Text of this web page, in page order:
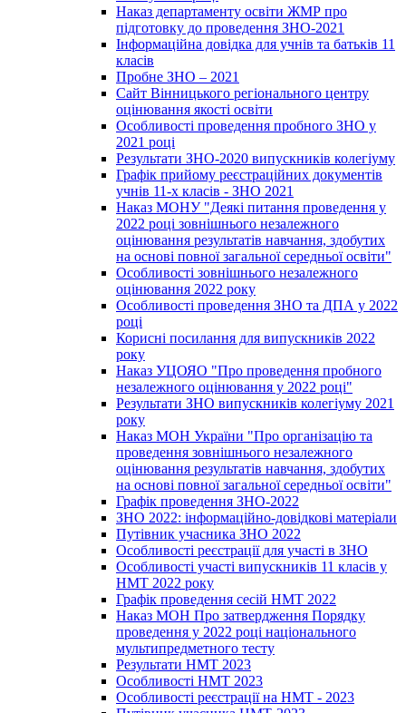
Наказ департаменту освіти ЖМР про
підготовку до проведення ЗНО-2021
Інформаційна довідка для учнів та батьків 11
класів
Пробне ЗНО – 2021
Сайт Вінницького регіонального центру
оцінювання якості освіти
Особливості проведення пробного ЗНО у
2021 році
Результати ЗНО-2020 випускників колегіуму
Графік прийому реєстраційних документів
учнів 11-х класів - ЗНО 2021
Наказ МОНУ "Деякі питання проведення у
2022 році зовнішнього незалежного
оцінювання результатів навчання, здобутих
на основі повної загальної середньої освіти"
Особливості зовнішнього незалежного
оцінювання 2022 року
Особливості проведення ЗНО та ДПА у 2022
році
Корисні посилання для випускників 2022
року
Наказ УЦОЯО "Про проведення пробного
незалежного оцінювання у 2022 році"
Результати ЗНО випускників колегіуму 2021
року
Наказ МОН України "Про організацію та
проведення зовнішнього незалежного
оцінювання результатів навчання, здобутих
на основі повної загальної середньої освіти"
Графік проведення ЗНО-2022
ЗНО 2022: інформаційно-довідкові матеріали
Путівник учасника ЗНО 2022
Особливості реєстрації для участі в ЗНО
Особливості участі випускників 11 класів у
НМТ 2022 року
Графік проведення сесій НМТ 2022
Наказ МОН Про затвердження Порядку
проведення у 2022 році національного
мультипредметного тесту
Результати НМТ 2023
Особливості НМТ 2023
Особливості реєстрації на НМТ - 2023